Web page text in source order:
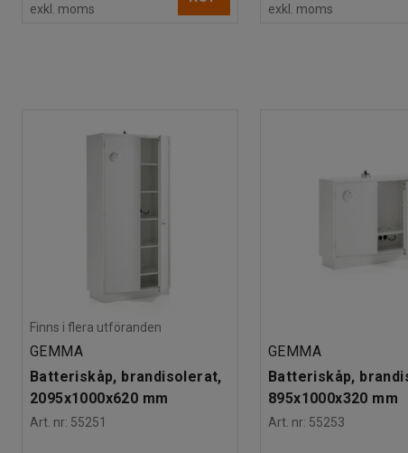
exkl. moms exkl. moms
Finns i flera utföranden
GEMMA
Batteriskåp, brandisolerat,
2095x1000x620 mm
Art. nr: 55251
GEMMA
Batteriskåp,
895x1000x320 mm
Art. nr: 55253